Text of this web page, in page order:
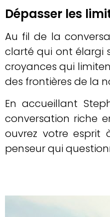
Dépasser les
Au fil de la
clarté qui ont élargi
croyances qui
des frontières de la
En accueillant
conversation riche
ouvrez votre esprit
penseur qui